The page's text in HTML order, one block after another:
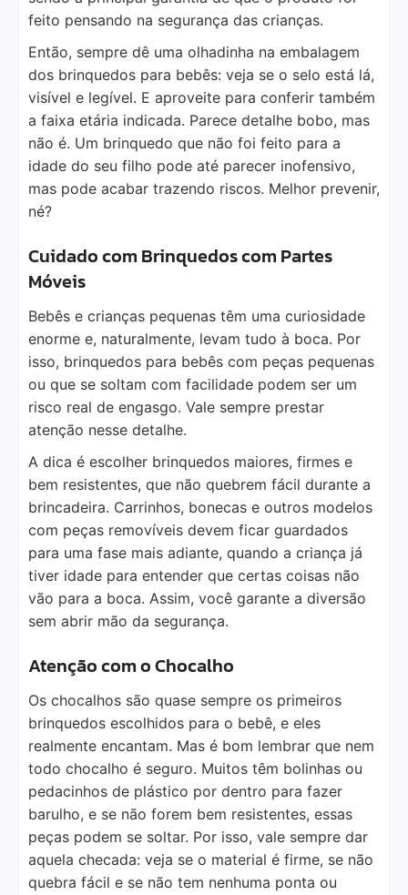
feito pensando na segurança das crianças.
Então, sempre dê uma olhadinha na embalagem
dos brinquedos para bebês: veja se o selo está lá,
visível e legível. E aproveite para conferir também
a faixa etária indicada. Parece detalhe bobo, mas
não é. Um brinquedo que não foi feito para a
idade do seu filho pode até parecer inofensivo,
mas pode acabar trazendo riscos. Melhor prevenir,
né?
Cuidado com Brinquedos com Partes
Móveis
Bebês e crianças pequenas têm uma curiosidade
enorme e, naturalmente, levam tudo à boca. Por
isso, brinquedos para bebês com peças pequenas
ou que se soltam com facilidade podem ser um
risco real de engasgo. Vale sempre prestar
atenção nesse detalhe.
A dica é escolher brinquedos maiores, firmes e
bem resistentes, que não quebrem fácil durante a
brincadeira. Carrinhos, bonecas e outros modelos
com peças removíveis devem ficar guardados
para uma fase mais adiante, quando a criança já
tiver idade para entender que certas coisas não
vão para a boca. Assim, você garante a diversão
sem abrir mão da segurança.
Atenção com o Chocalho
Os chocalhos são quase sempre os primeiros
brinquedos escolhidos para o bebê, e eles
realmente encantam. Mas é bom lembrar que nem
todo chocalho é seguro. Muitos têm bolinhas ou
pedacinhos de plástico por dentro para fazer
barulho, e se não forem bem resistentes, essas
peças podem se soltar. Por isso, vale sempre dar
aquela checada: veja se o material é firme, se não
quebra fácil e se não tem nenhuma ponta ou